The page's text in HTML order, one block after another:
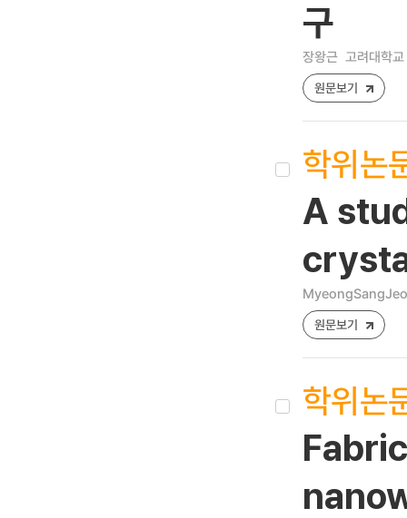
구
장왕근 고려대학
원문보기
학위논
A
원문보기
학위논